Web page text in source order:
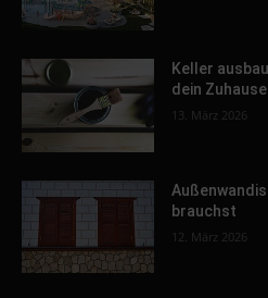
Keller
dein Zuhause
13. März 2026
brauchst
12. März 2026